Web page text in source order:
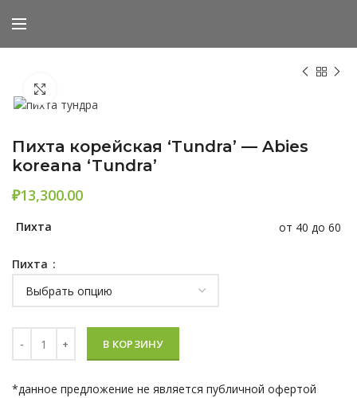
Пихта корейская ‘Tundra’ — Abies
koreana ‘Tundra’
₽
Пихта от 40 до 60
Пихта
В КОРЗИНУ
*данное предложение не является публичной офертой